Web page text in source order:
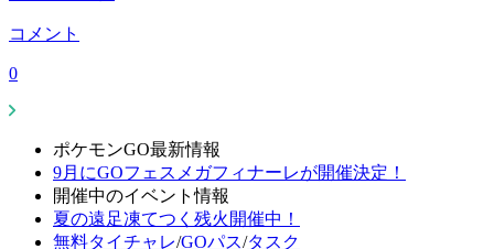
コメント
0
ポケモンGO最新情報
9月にGOフェスメガフィナーレが開催決定！
開催中のイベント情報
夏の遠足凍てつく残火開催中！
無料タイチャレ/GOパス/タスク